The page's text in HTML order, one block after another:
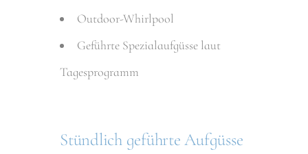
Outdoor-Whirlpool
Geführte Spezialaufgüsse laut
Tagesprogramm
Stündlich geführte Aufgüsse